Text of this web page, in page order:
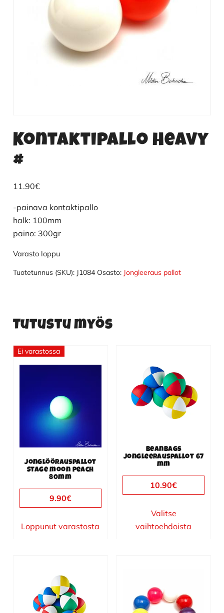
Kontaktipallo Heavy
#
11.90€
-painava kontaktipallo
halk: 100mm
paino: 300gr
Varasto loppu
Tuotetunnus (SKU): J1084 Osasto: Jongleeraus pallot
Tutustu myös
Ei varastossa
Jonglöörauspallot
Stage moon peach
80mm
9.90€
Loppunut varastosta
Beanbags
jongleerauspallot 67
mm
10.90€
Valitse
vaihtoehdoista
tuotteella
useampi
muunnelma.
valinnat
tuotteen
sivulla.